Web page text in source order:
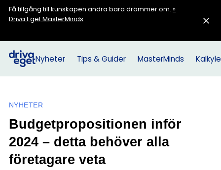
Få tillgång till kunskapen andra bara drömmer om. »
Driva Eget MasterMinds
Nyheter Tips & Guider MasterMinds
NYHETER
Budgetpropositionen inför
2024 – detta behöver alla
företagare veta